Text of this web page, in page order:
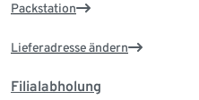
Packstation
Lieferadresse ändern
Filialabholung